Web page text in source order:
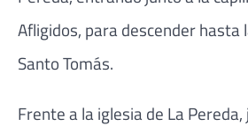
Afligidos, para descender hasta
Santo Tomás.
Frente a la iglesia de La